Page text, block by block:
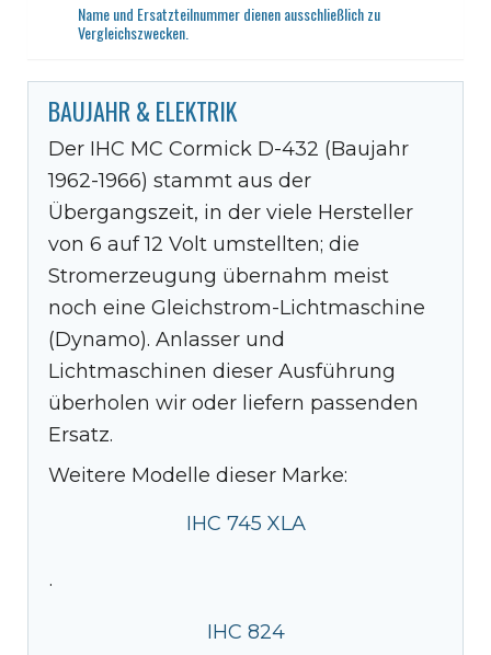
Name und Ersatzteilnummer dienen ausschließlich zu
Vergleichszwecken.
BAUJAHR & ELEKTRIK
Der IHC MC Cormick D-432 (Baujahr
1962-1966) stammt aus der
Übergangszeit, in der viele Hersteller
von 6 auf 12 Volt umstellten; die
Stromerzeugung übernahm meist
noch eine Gleichstrom-Lichtmaschine
(Dynamo). Anlasser und
Lichtmaschinen dieser Ausführung
überholen wir oder liefern passenden
Ersatz.
Weitere Modelle dieser Marke:
IHC 745 XLA
·
IHC 824